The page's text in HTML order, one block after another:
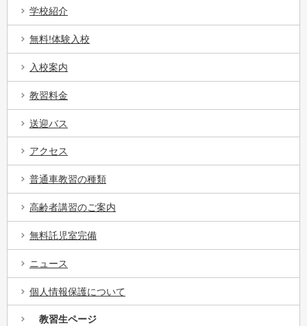
学校紹介
無料!体験入校
入校案内
教習料金
送迎バス
アクセス
普通車教習の種類
高齢者講習のご案内
無料託児室完備
ニュース
個人情報保護について
教習生ページ